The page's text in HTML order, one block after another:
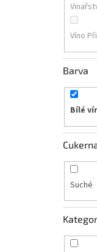
Víno
Barva
Bílé
Suché